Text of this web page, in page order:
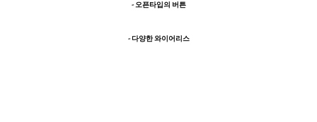
- 오픈타입의 버튼
- 다양한 와이어리스